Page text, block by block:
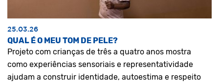
25.03.26
QUAL É O MEU TOM DE PELE?
Projeto com crianças de três a quatro anos mostra
como experiências sensoriais e representatividade
ajudam a construir identidade, autoestima e respeito